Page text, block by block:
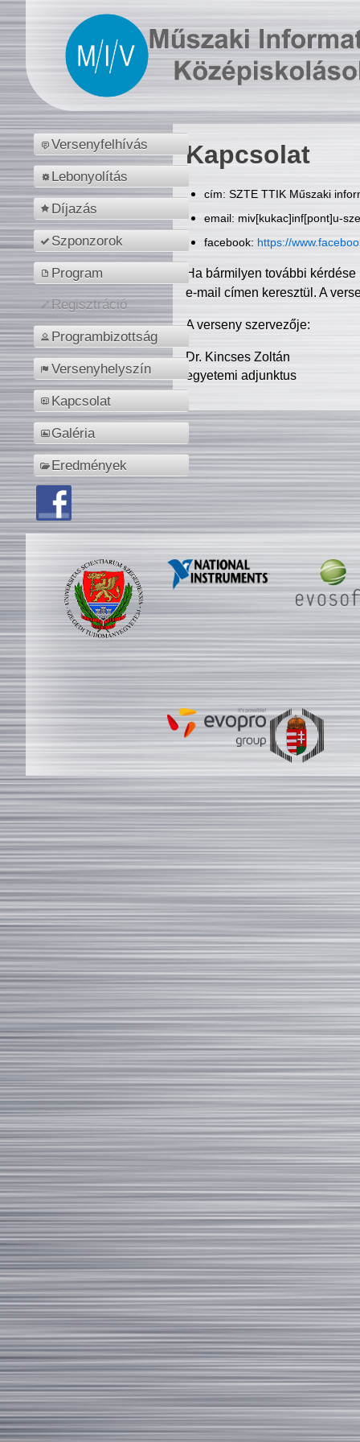
Versenyfelhívás
Lebonyolítás
Díjazás
Szponzorok
Program
Regisztráció
Programbizottság
Versenyhelyszín
Kapcsolat
Galéria
Eredmények
Kapcsolat
cím: SZTE TTIK Műszaki
email: miv[kukac]inf[pont]u-
facebook: https://
Ha bármilyen további
e-mail címen keresztül. A
A verseny szervezője:
Dr. Kincses Zoltán
egyetemi adjunktus